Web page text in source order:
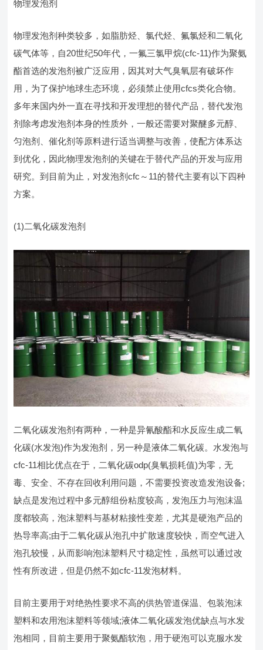
物理发泡剂
物理发泡剂种类较多，如脂肪烃、氯代烃、氟氯烃和二氧化
碳气体等，自20世纪50年代，一氟三氯甲烷(cfc-11)作为聚氨
酯首选的发泡剂被广泛应用，因其对大气臭氧层有破坏作
用，为了保护地球生态环境，必须禁止使用cfcs类化合物。
多年来国内外一直在寻找和开发理想的替代产品，替代发泡
剂除考虑发泡剂本身的性质外，一般还需要对聚醚多元醇、
匀泡剂、催化剂等原料进行适当调整与改善，使配方体系达
到优化，因此物理发泡剂的关键在于替代产品的开发与应用
研究。到目前为止，对发泡剂cfc～11的替代主要有以下四种
方案。
(1)二氧化碳发泡剂
二氧化碳发泡剂有两种，一种是异氰酸酯和水反应生成二氧
化碳(水发泡)作为发泡剂，另一种是液体二氧化碳。水发泡与
cfc-11相比优点在于，二氧化碳odp(臭氧损耗值)为零，无
毒、安全、不存在回收利用问题，不需要投资改造发泡设备;
缺点是发泡过程中多元醇组份粘度较高，发泡压力与泡沫温
度都较高，泡沫塑料与基材粘接性变差，尤其是硬泡产品的
热导率高;由于二氧化碳从泡孔中扩散速度较快，而空气进入
泡孔较慢，从而影响泡沫塑料尺寸稳定性，虽然可以通过改
性有所改进，但是仍然不如cfc-11发泡材料。
目前主要用于对绝热性要求不高的供热管道保温、包装泡沫
塑料和农用泡沫塑料等领域;液体二氧化碳发泡优缺点与水发
泡相同，目前主要用于聚氨酯软泡，用于硬泡可以克服水发